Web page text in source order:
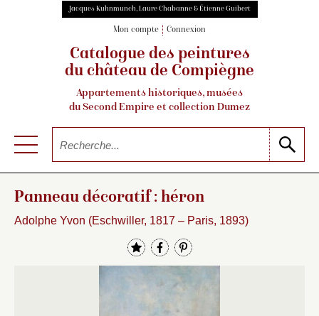
Jacques Kuhnmunch, Laure Chabanne & Étienne Guibert
Mon compte Connexion
Catalogue des peintures
du château de Compiègne
Appartements historiques, musées
du Second Empire et collection Dumez
Panneau décoratif : héron
Adolphe Yvon (Eschwiller, 1817 – Paris, 1893)